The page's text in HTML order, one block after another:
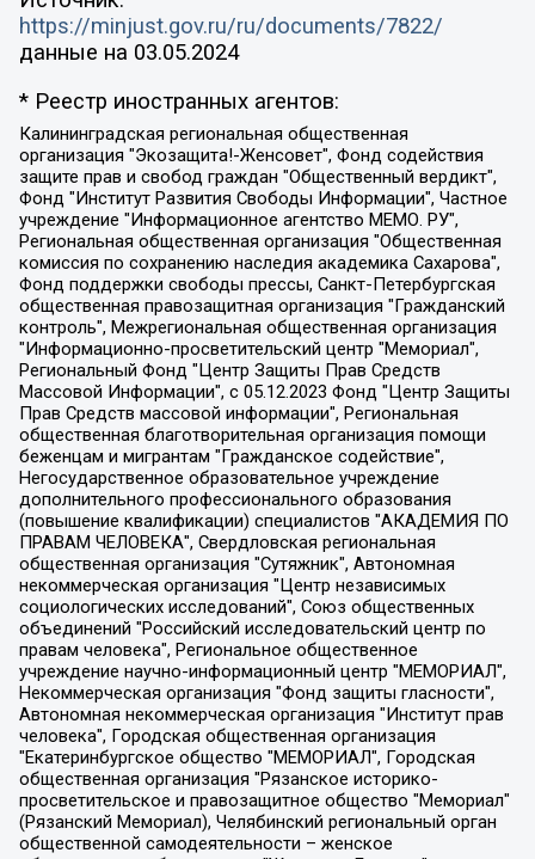
https://minjust.gov.ru/ru/documents/7822/
данные на 03.05.2024
* Реестр иностранных агентов:
Калининградская региональная общественная организация "Экозащита!-Женсовет", Фонд содействия защите прав и свобод граждан "Общественный вердикт", Фонд "Институт Развития Свободы Информации", Частное учреждение "Информационное агентство МЕМО. РУ", Региональная общественная организация "Общественная комиссия по сохранению наследия академика Сахарова", Фонд поддержки свободы прессы, Санкт-Петербургская общественная правозащитная организация "Гражданский контроль", Межрегиональная общественная организация "Информационно-просветительский центр "Мемориал", Региональный Фонд "Центр Защиты Прав Средств Массовой Информации", с 05.12.2023 Фонд "Центр Защиты Прав Средств массовой информации", Региональная общественная благотворительная организация помощи беженцам и мигрантам "Гражданское содействие", Негосударственное образовательное учреждение дополнительного профессионального образования (повышение квалификации) специалистов "АКАДЕМИЯ ПО ПРАВАМ ЧЕЛОВЕКА", Свердловская региональная общественная организация "Сутяжник", Автономная некоммерческая организация "Центр независимых социологических исследований", Союз общественных объединений "Российский исследовательский центр по правам человека", Региональное общественное учреждение научно-информационный центр "МЕМОРИАЛ", Некоммерческая организация "Фонд защиты гласности", Автономная некоммерческая организация "Институт прав человека", Городская общественная организация "Екатеринбургское общество "МЕМОРИАЛ", Городская общественная организация "Рязанское историко-просветительское и правозащитное общество "Мемориал" (Рязанский Мемориал), Челябинский региональный орган общественной самодеятельности – женское общественное объединение "Женщины Евразии", Челябинский региональный орган общественной самодеятельности "Уральская правозащитная группа", Фонд содействия защите здоровья и социальной справедливости имени Андрея Рылькова, Автономная Некоммерческая Организация "Аналитический Центр Юрия Левады", Автономная некоммерческая организация социальной поддержки населения "Проект Апрель", Региональная общественная организация помощи женщинам и детям, находящимся в кризисной ситуации "Информационно-методический центр "Анна", Фонд содействия развитию массовых коммуникаций и правовому просвещению "Так-так-Так", Фонд содействия устойчивому развитию "Серебряная тайга", Свердловский региональный общественный фонд социальных проектов "Новое время", "Idel.Реалии", Кавказ.Реалии, Крым.Реалии, Телеканал Настоящее Время, Татаро-башкирская служба Радио Свобода (Azatliq Radiosi), Радио Свободная Европа/Радио Свобода (PCE/PC), "Сибирь.Реалии", "Фактограф", Благотворительный фонд помощи осужденным и их семьям, Автономная некоммерческая организация "Институт глобализации и социальных движений", Фонд "В защиту прав заключенных", Частное учреждение "Центр поддержки и содействия развитию средств массовой информации", Пензенский региональный общественный благотворительный фонд "Гражданский союз", "Север.Реалии", Некоммерческая организация Фонд "Правовая инициатива", Общество с ограниченной ответственностью "Радио Свободная Европа/Радио Свобода", Чешское информационное агентство "MEDIUM-ORIENT", Красноярская региональная общественная организация "Мы против СПИДа", Камалягин Денис Николаевич, Маркелов Сергей Евгеньевич, Пономарев Лев Александрович, Савицкая Людмила Алексеевна, Автономная некоммерческая организация "Центр по работе с проблемой насилия "НАСИЛИЮ.НЕТ", Межрегиональный профессиональный союз работников здравоохранения "Альянс врачей", Юридическое лицо, зарегистрированное в Латвийской Республике, SIA "Medusa Project" (регистрационный номер 40103797863, дата регистрации 10.06.2014), Некоммерческая организация "Фонд по борьбе с коррупцией", Автономная некоммерческая организация "Институт права и публичной политики", Баданин Роман Сергеевич, Гликин Максим Александрович, Железнова Мария Михайловна, Лукьянова Юлия Сергеевна, Маетная Елизавета Витальевна, Маняхин Петр Борисович, Чуракова Ольга Владимировна, Ярош Юлия Петровна, Юридическое лицо "The Insider SIA", зарегистрированное в Риге, Латвийская Республика (дата регистрации 26.06.2015), являющееся администратором доменного имени интернет-издания "The Insider SIA", https://theins.ru, Постернак Алексей Евгеньевич, Рубин Михаил Аркадьевич, Анин Роман Александрович, Юридическое лицо Istories fonds, зарегистрированное в Латвийской Республике (регистрационный номер 50008295751, дата регистрации 24.02.2020), Великовский Дмитрий Александрович, Долинина Ирина Николаевна, Мароховская Алеся Алексеевна, Шлейнов Роман Юрьевич, Шмагун Олеся Валентиновна, Общество с ограниченной ответственностью "Альтаир 2021", Общество с ограниченной ответственностью "Вега 2021", Общество с ограниченной ответственностью "Главный редактор 2021", Общество с ограниченной ответственностью "Ромашки монолит", Важенков Артем Валерьевич, Ивановская областная общественная организация "Центр гендерных исследований", Гурман Юрий Альбертович, Медиапроект "ОВД-Инфо", Егоров Владимир Владимирович, Жилинский Владимир Александрович, Общество с ограниченной ответственностью "ЗП", Иванова София Юрьевна, Карезина Инна Павловна, Кильтау Екатерина Викторовна, Петров Алексей Викторович, Пискунов Сергей Евгеньевич, Смирнов Сергей Сергеевич, Тихонов Михаил Сергеевич, Общество с ограниченной ответственностью "ЖУРНАЛИСТ-ИНОСТРАННЫЙ АГЕНТ", Арапова Галина Юрьевна, Вольтская Татьяна Анатольевна, Американская компания "Mason G.E.S. Anonymous Foundation" (США), являющаяся владельцем интернет-издания https://mnews.world/, Компания "Stichting Bellingcat", зарегистрированная в Нидерландах (дата регистрации 11.07.2018), Захаров Андрей Вячеславович, Клепиковская Екатерина Дмитриевна, Общество с ограниченной ответственностью "МЕМО", Перл Роман Александрович, Симонов Евгений Алексеевич, Соловьева Елена Анатольевна, Сотников Даниил Владимирович, Сурначева Елизавета Дмитриевна, Автономная некоммерческая организация по защите прав человека и информированию населения "Якутия – Наше Мнение", Общество с ограниченной ответственностью "Москоу диджитал медиа", с 26.01.2023 Общество с ограниченной ответственностью "Чайка Белые сады", Ветошкина Валерия Валерьевна, Заговора Максим Александрович, Межрегиональное общественное движение "Российская ЛГБТ - сеть", Оленичев Максим Владимирович, Павлов Иван Юрьевич, Скворцова Елена Сергеевна, Общество с ограниченной ответственностью "Как бы инагент", Кочетков Игорь Викторович, Общество с ограниченной ответственностью "Честные выборы", Еланчик Олег Александрович, Общество с ограниченной ответственностью "Нобелевский призыв", Гималова Регина Эмилевна, Григорьев Андрей Валерьевич, Григорьева Алина Александровна, Ассоциация по содействию защите прав призывников, альтернативнослужащих и военнослужащих "Правозащитная группа "Гражданин.Армия.Право", Хисамова Регина Фаритовна, Автономная некоммерческая организация по реализации социально-правовых программ "Лилит", Дальневосточное общественное движение "Маяк", Санкт-Петербургская ЛГБТ-инициативная группа "Выход", Инициативная группа ЛГБТ+ "Реверс", Алексеев Андрей Викторович, Бекбулатова Таисия Львовна, Беляев Иван Михайлович, Владыкина Елена Сергеевна, Гельман Марат Александрович, Никульшина Вероника Юрьевна, Толоконникова Надежда Андреевна, Шендерович Виктор Анатольевич, Общество с ограниченной ответственностью "Данное сообщение", Общество с ограниченной ответственностью Издательский дом "Новая глава", Айнбиндер Александра Александровна, Московский комьюнити-центр для ЛГБТ+инициатив, Благотворительный фонд развития филантропии, Deutsche Welle (Германия, Kurt-Schumacher-Strasse 3, 53113 Bonn), Борзунова Мария Михайловна, Воробьев Виктор Викторович, Голубева Анна Львовна, Константинова Алла Михайловна, Малкова Ирина Владимировна, Мурадов Мурад Абдулгалимович, Осетинская Елизавета Николаевна, Понасенков Евгений Николаевич, Ганапольский Матвей Юрьевич, Киселев Евгений Алексеевич, Борухович Ирина Григорьевна, Дремин Иван Тимофеевич, Дубровский Дмитрий Викторович, Красноярская региональная общественная организация поддержки и развития альтернативных образовательных технологий и межкультурных коммуникаций "ИНТЕРРА", Маяковская Екатерина Алексеевна, Фейгин Марк Захарович, Филимонов Андрей Викторович, Дзугкоева Регина Николаевна, Доброхотов Роман Александрович, Дудь Юрий Александрович, Елкин Сергей Владимирович, Кругликов Кирилл Игоревич, Сабунаева Мария Леонидовна, Семенов Алексей Владимирович, Шаинян Карен Багратович, Шульман Екатерина Михайловна, Асафьев Артур Валерьевич, Вахштайн Виктор Семенович, Венедиктов Алексей Алексеевич, Лушникова Екатерина Евгеньевна, Волков Леонид Михайлович, Невзоров Александр Глебович, Пархоменко Сергей Борисович, Сироткин Ярослав Николаевич, Кара-Мурза Владимир Владимирович, Баранова Наталья Владимировна, Гозман Леонид Яковлевич, Кагарлицкий Борис Юльевич, Климарев Михаил Валерьевич, Милов Владимир Станиславович, Автономная некоммерческая организация Краснодарский центр современного искусства "Типография", Моргенштерн Алишер Тагирович, Соболь Любовь Эдуардовна, Общество с ограниченной ответственностью "ЛИЗА НОРМ", Каспаров Гарри Кимович, Ходорковский Михаил Борисович, Общество с ограниченной ответственностью "Апрельские тезисы", Данилович Ирина Брониславовна, Кашин Олег Владимирович, Петров Николай Владимирович, Пивоваров Алексей Владимирович, Соколов Михаил Владимирович, Цветкова Юлия Владимировна, Чичваркин Евгений Александрович, Комитет против пыток/Команда против пыток, Общество с ограниченной ответственностью "Первый научный", Общество с ограниченной ответственностью "Вертолет и ко", Белоцерковская Вероника Борисовна, Кац Максим Евгеньевич, Лазарева Татьяна Юрьевна, Шаведдинов Руслан Табризович, Яшин Илья Валерьевич, Общество с ограниченной ответственностью "Иноагент ААВ", Алешковский Дмитрий Петрович, Альбац Евгения Марковна, Быков Дмитрий Львович, Галямина Юлия Евгеньевна, Лойко Сергей Леонидович, Мартынов Кирилл Константинович, Медведев Сергей Александрович, Крашенинников Федор Геннадиевич, Гордеева Катерина Вл